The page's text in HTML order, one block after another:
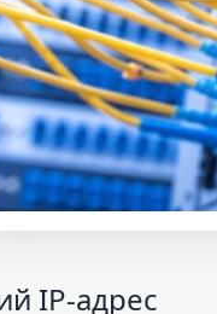
IP-адрес